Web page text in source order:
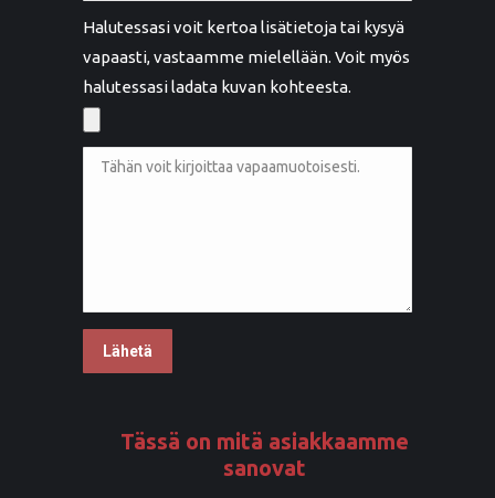
Halutessasi voit kertoa lisätietoja tai kysyä
vapaasti, vastaamme mielellään. Voit myös
halutessasi ladata kuvan kohteesta.
Tässä on mitä asiakkaamme
sanovat